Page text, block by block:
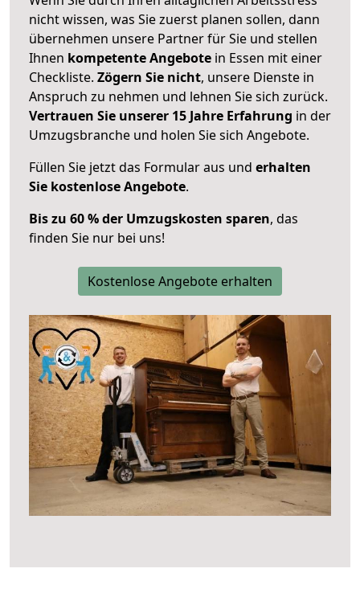
nicht wissen, was Sie zuerst planen sollen, dann
übernehmen unsere Partner für Sie und stellen
Ihnen kompetente Angebote in Essen mit einer
Checkliste. Zögern Sie nicht, unsere Dienste in
Anspruch zu nehmen und lehnen Sie sich zurück.
Vertrauen Sie unserer 15 Jahre Erfahrung in der
Umzugsbranche und holen Sie sich Angebote.
Füllen Sie jetzt das Formular aus und erhalten
Sie kostenlose Angebote.
Bis zu 60 % der Umzugskosten sparen, das
finden Sie nur bei uns!
Kostenlose Angebote erhalten